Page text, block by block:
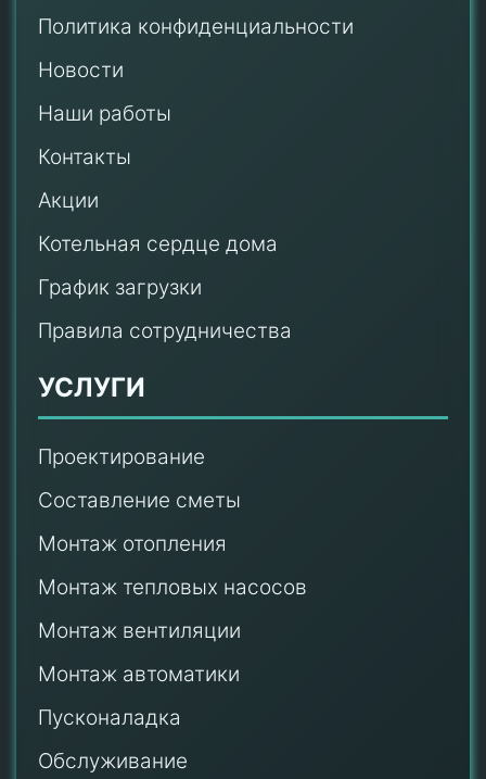
Политика конфиденциальности
Новости
Наши работы
Контакты
Акции
Котельная сердце дома
График загрузки
Правила сотрудничества
УСЛУГИ
Проектирование
Составление сметы
Монтаж отопления
Монтаж тепловых насосов
Монтаж вентиляции
Монтаж автоматики
Пусконаладка
Обслуживание